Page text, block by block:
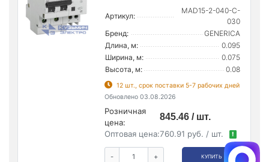
Артикул:
MAD15-2-040-C-
030
Бренд:
GENERICA
Длина, м:
0.095
Ширина, м:
0.075
Высота, м:
0.08
12 шт., срок поставки 5-7 рабочих дней
Обновлено 03.08.2026
Розничная
цена:
845.46 / шт.
Оптовая цена:760.91 руб. / шт. !
- + КУПИТЬ